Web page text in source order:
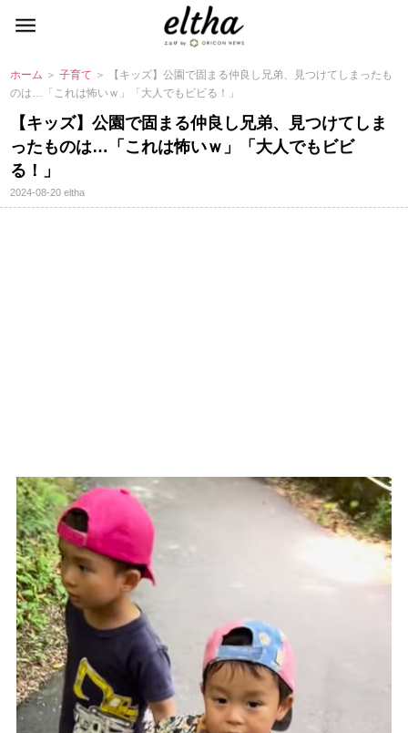
ホーム ＞子育て ＞ 【キッズ】公園で固まる仲良し兄弟、見つけてしまったも
のは…「これは怖いｗ」「大人でもビビる！」
【キッズ】公園で固まる仲良し兄弟、見つけてしま
ったものは…「これは怖いｗ」「大人でもビビ
る！」
2024-08-20eltha